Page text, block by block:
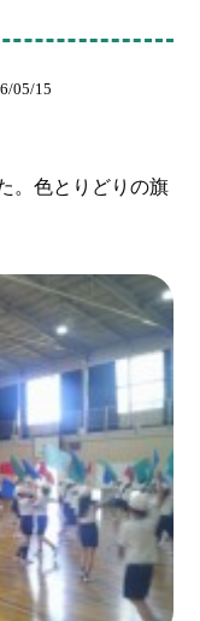
05/15
。色とりどりの旗